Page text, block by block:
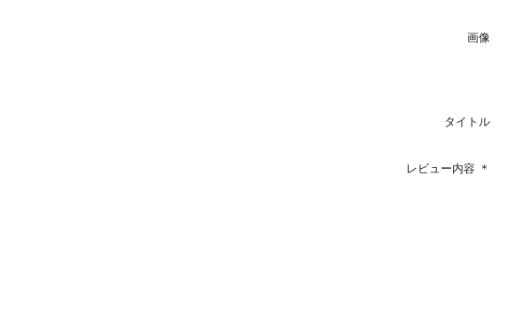
画像
タイトル
レビュー内容 ＊